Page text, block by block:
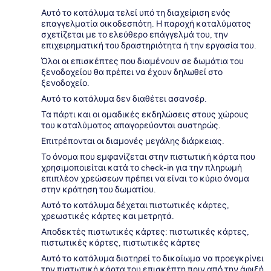
Αυτό το κατάλυμα τελεί υπό τη διαχείριση ενός
επαγγελματία οικοδεσπότη. Η παροχή καταλύματος
σχετίζεται με το ελεύθερο επάγγελμά του, την
επιχειρηματική του δραστηριότητα ή την εργασία του.
Όλοι οι επισκέπτες που διαμένουν σε δωμάτια του
ξενοδοχείου θα πρέπει να έχουν δηλωθεί στο
ξενοδοχείο.
Αυτό το κατάλυμα δεν διαθέτει ασανσέρ.
Τα πάρτι και οι ομαδικές εκδηλώσεις στους χώρους
του καταλύματος απαγορεύονται αυστηρώς.
Επιτρέπονται οι διαμονές μεγάλης διάρκειας.
Το όνομα που εμφανίζεται στην πιστωτική κάρτα που
χρησιμοποιείται κατά το check-in για την πληρωμή
επιπλέον χρεώσεων πρέπει να είναι το κύριο όνομα
στην κράτηση του δωματίου.
Αυτό το κατάλυμα δέχεται πιστωτικές κάρτες,
χρεωστικές κάρτες και μετρητά.
Αποδεκτές πιστωτικές κάρτες: πιστωτικές κάρτες,
πιστωτικές κάρτες, πιστωτικές κάρτες
Αυτό το κατάλυμα διατηρεί το δικαίωμα να προεγκρίνει